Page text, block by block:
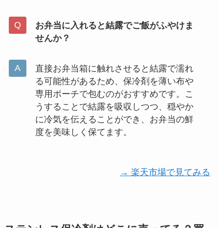
お弁当に入れると結露でご飯がふやけま
せんか？
直接お弁当箱に触れさせると結露で濡れ
る可能性があるため、保冷剤を薄い布や
専用ポーチで包むのがおすすめです。こ
うすることで結露を吸収しつつ、穏やか
に冷気を伝えることができ、お弁当の鮮
度を美味しく保てます。
→ 楽天市場で見てみる